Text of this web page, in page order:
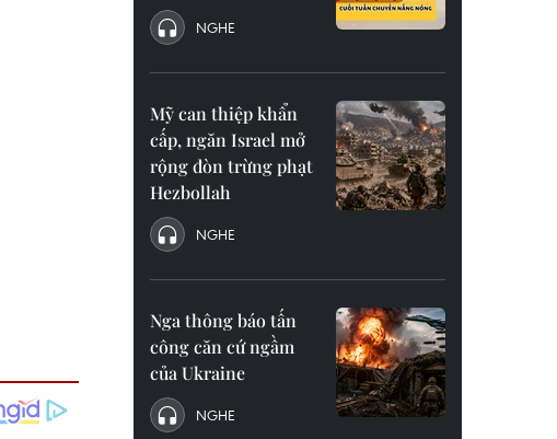
NGHE
Mỹ can thiệp khẩn
cấp, ngăn Israel mở
rộng đòn trừng phạt
Hezbollah
NGHE
Nga thông báo tấn
công căn cứ ngầm
của Ukraine
NGHE